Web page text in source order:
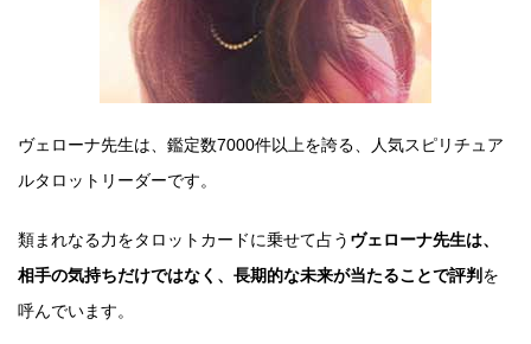
ヴェローナ先生は、鑑定数7000件以上を誇る、人気スピリチュア
ルタロットリーダーです。
類まれなる力をタロットカードに乗せて占う ヴェローナ先生は、
相手の気持ちだけではなく、長期的な未来が当たることで評判 を
呼んでいます。